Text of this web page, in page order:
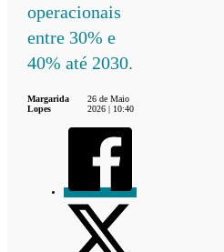
operacionais
entre 30% e
40% até 2030.
Margarida
Lopes
26 de Maio
2026 | 10:40